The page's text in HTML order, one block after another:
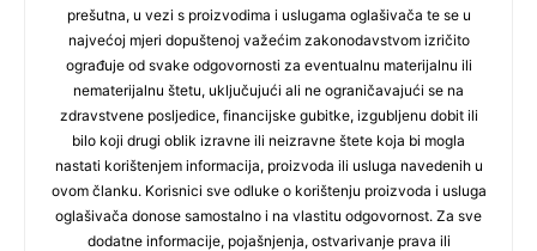
prešutna, u vezi s proizvodima i uslugama oglašivača te se u
najvećoj mjeri dopuštenoj važećim zakonodavstvom izričito
ograđuje od svake odgovornosti za eventualnu materijalnu ili
nematerijalnu štetu, uključujući ali ne ograničavajući se na
zdravstvene posljedice, financijske gubitke, izgubljenu dobit ili
bilo koji drugi oblik izravne ili neizravne štete koja bi mogla
nastati korištenjem informacija, proizvoda ili usluga navedenih u
ovom članku. Korisnici sve odluke o korištenju proizvoda i usluga
oglašivača donose samostalno i na vlastitu odgovornost. Za sve
dodatne informacije, pojašnjenja, ostvarivanje prava ili